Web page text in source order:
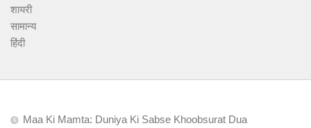
शायरी
सामान्य
हिंदी
Maa Ki Mamta: Duniya Ki Sabse Khoobsurat Dua